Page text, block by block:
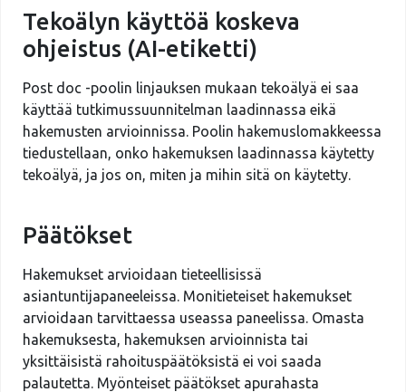
Tekoälyn käyttöä koskeva
ohjeistus (AI-etiketti)
Post doc -poolin linjauksen mukaan tekoälyä ei saa
käyttää tutkimussuunnitelman laadinnassa eikä
hakemusten arvioinnissa. Poolin hakemuslomakkeessa
tiedustellaan, onko hakemuksen laadinnassa käytetty
tekoälyä, ja jos on, miten ja mihin sitä on käytetty.
Päätökset
Hakemukset arvioidaan tieteellisissä
asiantuntijapaneeleissa. Monitieteiset hakemukset
arvioidaan tarvittaessa useassa paneelissa. Omasta
hakemuksesta, hakemuksen arvioinnista tai
yksittäisistä rahoituspäätöksistä ei voi saada
palautetta. Myönteiset päätökset apurahasta